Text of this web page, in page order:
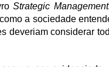
Strategic
a sociedade
deveriam considerar